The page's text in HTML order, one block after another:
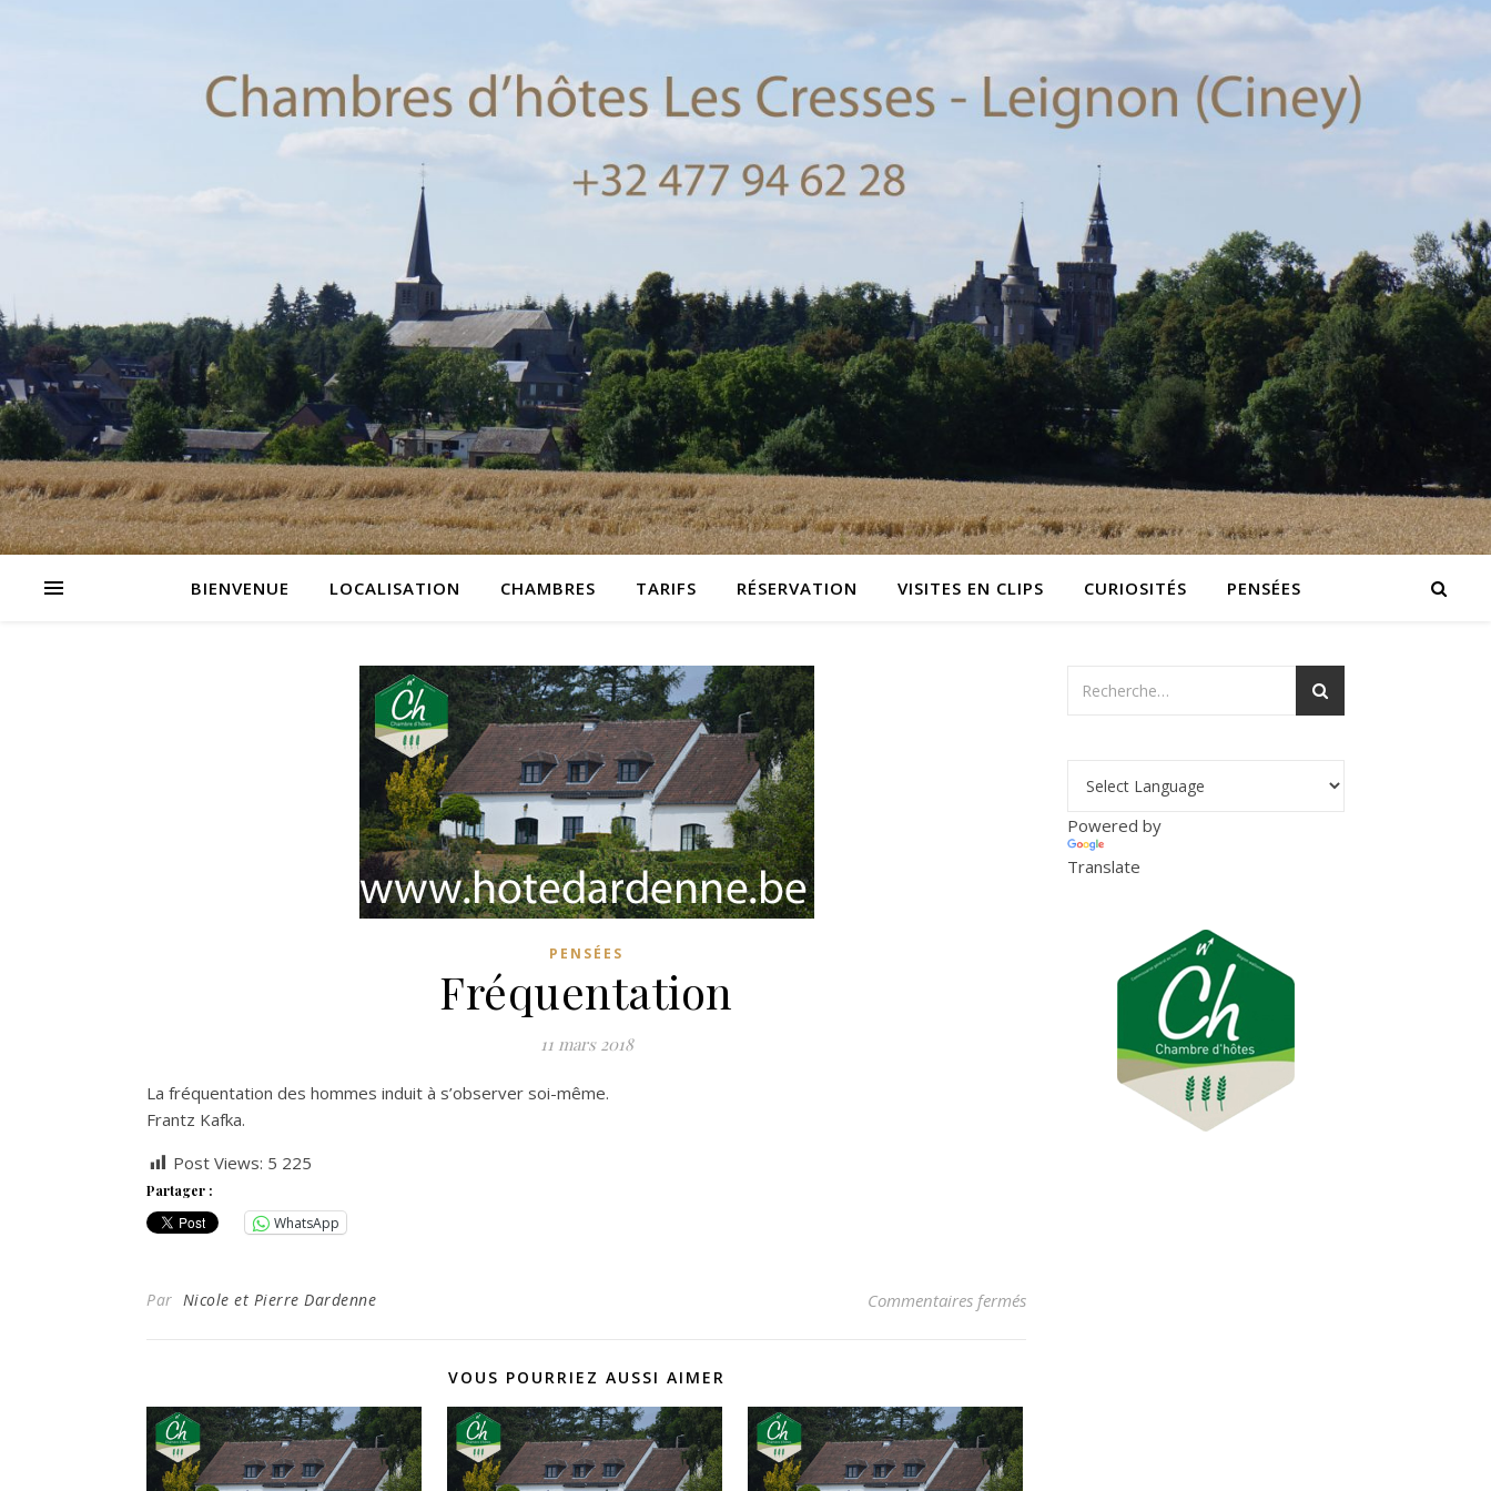
BIENVENUE LOCALISATION CHAMBRES TARIFS RÉSERVATION VISITES EN CLIPS CURIOSITÉS PENSÉES
PENSÉES
Fréquentation
11 mars 2018
La fréquentation des hommes induit à s’observer soi-même.
Frantz Kafka.
Post Views: 5 225
Partager :
WhatsApp
Par Nicole et Pierre Dardenne Commentaires ferméssur Fréquentation
VOUS POURRIEZ AUSSI AIMER
Powered by
Translate